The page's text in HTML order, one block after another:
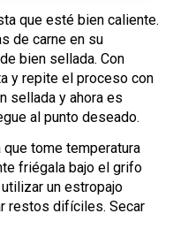
que esté bien caliente.
de carne en su
bien sellada. Con
y repite el proceso con
sellada y ahora es
al punto deseado.
que tome temperatura
friégala bajo el grifo
un estropajo
restos difíciles. Secar